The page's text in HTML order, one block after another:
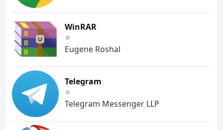
WinRAR
Eugene Roshal
Telegram
Telegram Messenger LLP